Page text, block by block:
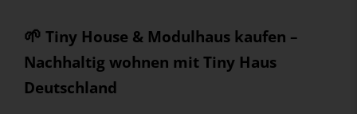
🌱 Tiny House & Modulhaus kaufen –
Nachhaltig wohnen mit Tiny Haus
Deutschland